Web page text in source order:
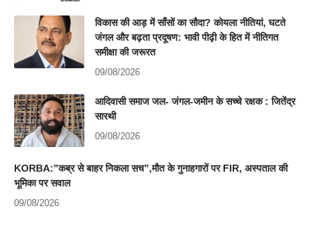
विकास की आड़ में साँसों का सौदा? कोयला नीतियां, घटते
जंगल और बढ़ता प्रदूषण: भावी पीढ़ी के हित में नीतिगत
समीक्षा की जरूरत
09/08/2026
आदिवासी समाज जल- जंगल-जमीन के सच्चे रक्षक : जितेंद्र
सारथी
09/08/2026
KORBA:”कब्र से बाहर निकला सच”,मौत के गुनाहगारों पर FIR, अस्पताल की
भूमिका पर सवाल
09/08/2026